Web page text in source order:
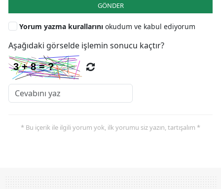
GÖNDER
Yorum yazma kurallarını okudum ve kabul ediyorum
Aşağıdaki görselde işlemin sonucu kaçtır?
* Bu içerik ile ilgili yorum yok, ilk yorumu siz yazın, tartışalım *